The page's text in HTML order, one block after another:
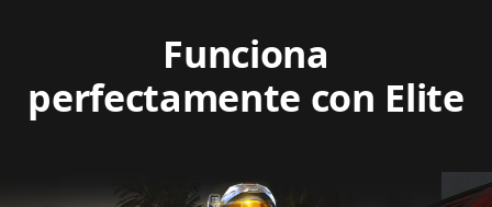
Funciona
perfectamente con Elite